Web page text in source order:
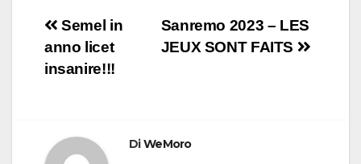
Navigazione
articoli
Sanremo 2023 – LES
JEUX SONT FAITS
Semel in
anno licet
insanire!!!
DiWeMoro